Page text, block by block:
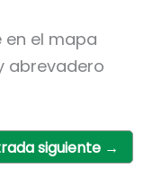
el mapa
abrevadero
siguiente →